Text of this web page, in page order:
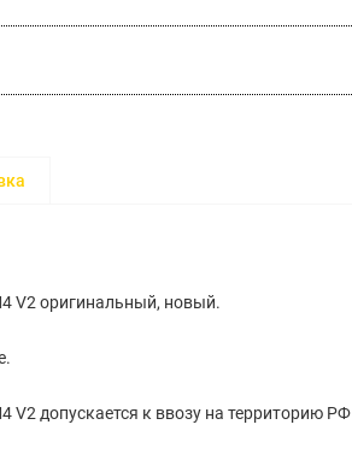
V2 оригинальный, новый.
V2 допускается к ввозу на территорию РФ